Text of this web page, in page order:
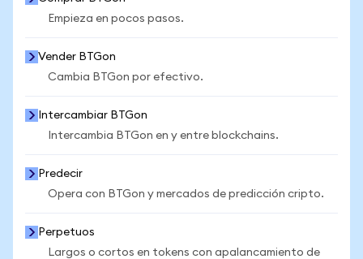
Empieza en pocos pasos.
Vender BTGon
Cambia BTGon por efectivo.
Intercambiar BTGon
Intercambia BTGon en y entre blockchains.
Predecir
Opera con BTGon y mercados de predicción cripto.
Perpetuos
Largos o cortos en tokens con apalancamiento de